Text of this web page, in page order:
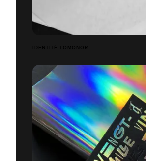
IDENTITÉ TOMONORI